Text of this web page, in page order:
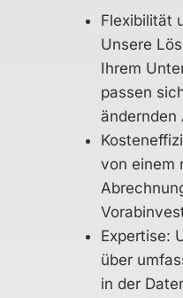
Flexibilität
Unsere
Ihrem
passen
ändernden
von einem
Expertise:
über
in der